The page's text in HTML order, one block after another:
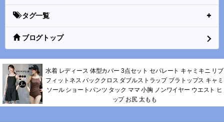
タグ一覧
ブログトップ
水着 レディース 体型カバー 3点セット セパレート キャミキニ リブ
フィットネス バッククロス ダブルストラップ ブラトップス キャミ
ソール ショートパンツ タック ママ 小胸 ノンワイヤー ウエスト ヒ
ップ お尻 太もも